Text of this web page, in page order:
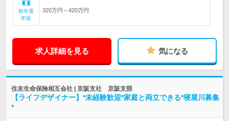
初年度
年収
320万円～420万円
求人詳細を見る 気になる
住友生命保険相互会社 | 京阪支社 京阪支部
【ライフデザイナー】*未経験歓迎*家庭と両立できる*寝屋川募集
*